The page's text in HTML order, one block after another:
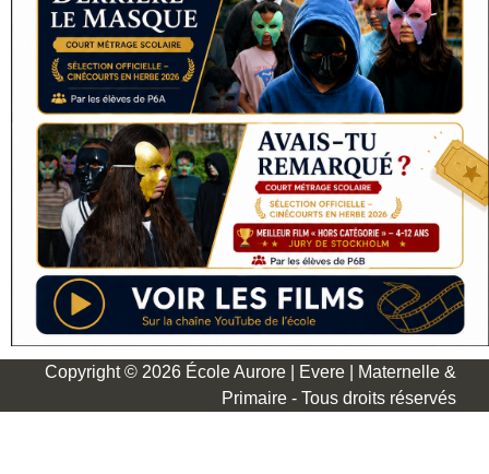
Copyright © 2026 École Aurore | Evere | Maternelle &
Primaire - Tous droits réservés